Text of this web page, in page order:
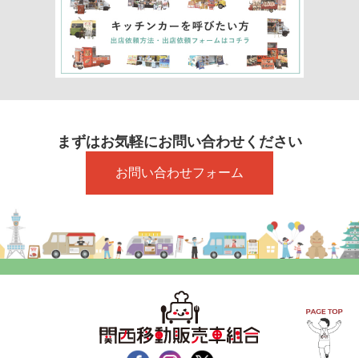
まずはお気軽にお問い合わせください
お問い合わせフォーム